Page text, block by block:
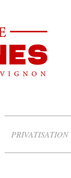
PRIVATISATION